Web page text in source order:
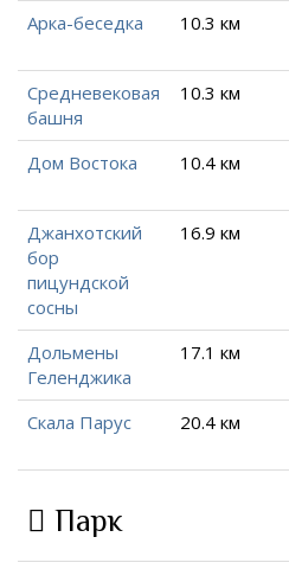
Арка-беседка 10.3 км
Средневековая
башня
10.3 км
Дом Востока 10.4 км
Джанхотский
бор
пицундской
сосны
16.9 км
Дольмены
Геленджика
17.1 км
Скала Парус 20.4 км
Парк